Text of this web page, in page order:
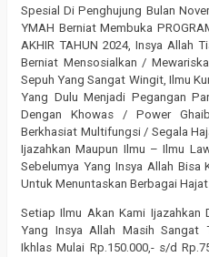
Spesial Di Penghujung Bulan
YMAH Berniat Membuka
AKHIR TAHUN 2024, Insya Allah
Berniat Mensosialkan /
Sepuh Yang Sangat Wingit, Ilmu
Yang Dulu Menjadi Pegangan
Dengan Khowas / Power
Berkhasiat Multifungsi / Segala
Ijazahkan Maupun Ilmu – Ilmu
Sebelumya Yang Insya Allah
Untuk Menuntaskan Berbagai
Setiap Ilmu Akan Kami
Yang Insya Allah Masih Sangat
Ikhlas Mulai Rp.150.000,- s/d